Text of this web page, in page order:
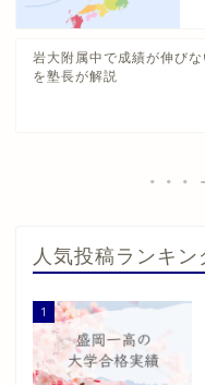
岩大附属中で成績が伸び
を塾長が解説
人気投稿ランキン
1